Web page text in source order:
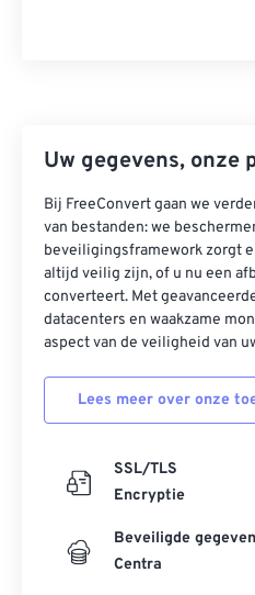
Uw gegevens, onze
Bij FreeConvert gaan we
van bestanden: we
beveiligingsframework zorgt
altijd veilig zijn, of u nu een
converteert. Met
datacenters en waakzame
aspect van de veiligheid van
Lees meer over onze
SSL/TLS
Encryptie
Beveiligde
Centra